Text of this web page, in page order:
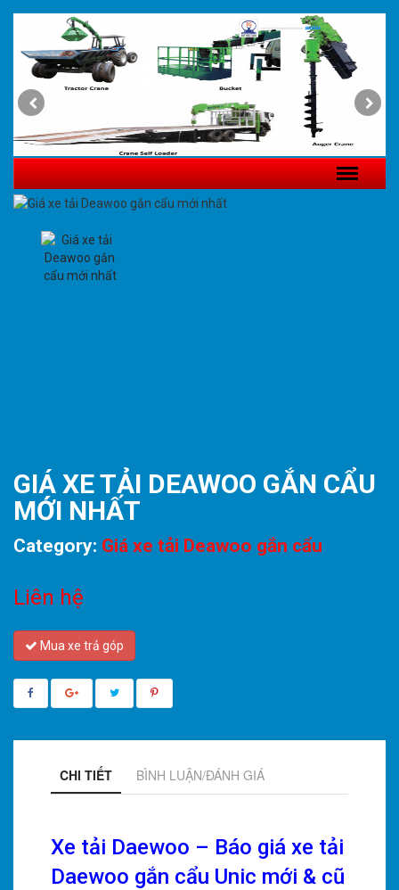
GIÁ XE TẢI DEAWOO GẮN CẨU
MỚI NHẤT
Category: Giá xe tải Deawoo gắn cẩu
Liên hệ
Mua xe trả góp
CHI TIẾT BÌNH LUẬN/ĐÁNH GIÁ
Xe tải Daewoo – Báo giá xe tải
Daewoo gắn cẩu Unic mới & cũ